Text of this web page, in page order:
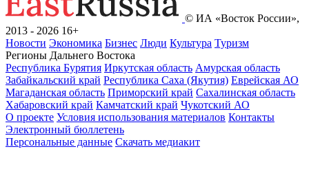
© ИА «Восток России»,
2013 - 2026 16+
Новости Экономика Бизнес Люди Культура Туризм
Регионы Дальнего Востока
Республика Бурятия Иркутская область Амурская область
Забайкальский край Республика Саха (Якутия) Еврейская АО
Магаданская область Приморский край Сахалинская область
Хабаровский край Камчатский край Чукотский АО
О проекте Условия использования материалов Контакты
Электронный бюллетень
Персональные данные Скачать медиакит